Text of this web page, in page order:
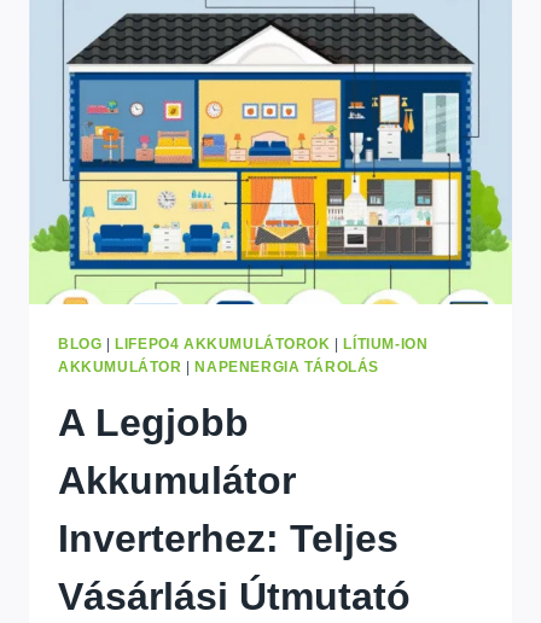
PÉNZT
TAKARÍT
MEG
A
KINSHASAI
OTTHONOK
SZÁMÁRA?
BLOG LIFEPO4 AKKUMULÁTOROK
LÍTIUM-ION
AKKUMULÁTOR
NAPENERGIA TÁROLÁS
A Legjobb
Akkumulátor
Inverterhez: Teljes
Vásárlási Útmutató